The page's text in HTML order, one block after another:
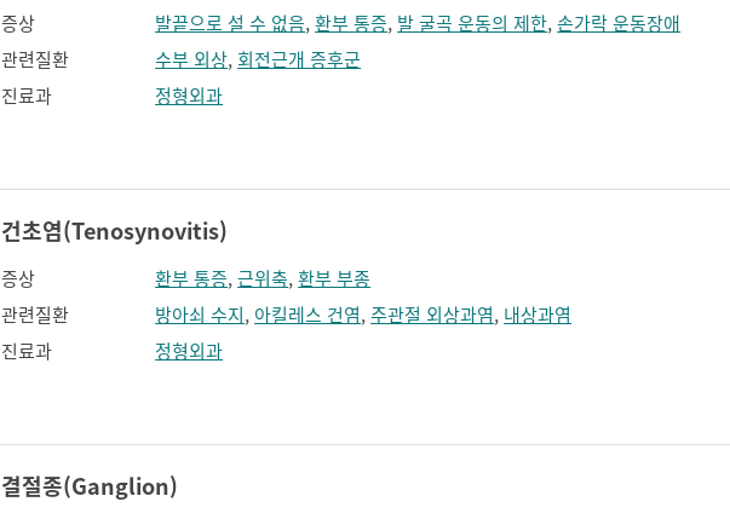
증상 발끝으로 설 수 없음,환부 통증, 발 굴곡 운동의 제한,손가락 운동장애
관련질환
수부 외상, 회전근개 증후군
진료과
정형외과
건초염(Tenosynovitis)
증상 환부 통증,근위축,환부 부종
관련질환
방아쇠 수지, 아킬레스 건염,주관절 외상과염, 내상과염
진료과
정형외과
결절종(Ganglion)